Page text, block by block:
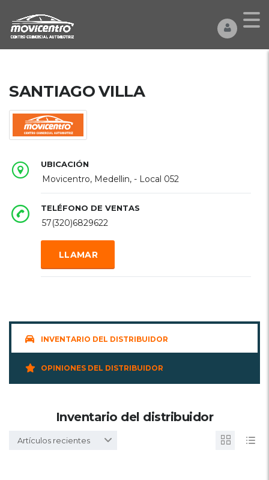
SANTIAGO VILLA
UBICACIÓN
Movicentro, Medellin, - Local 052
TELÉFONO DE VENTAS
57(320)6829622
LLAMAR
INVENTARIO DEL DISTRIBUIDOR
OPINIONES DEL DISTRIBUIDOR
Inventario del distribuidor
Artículos recientes